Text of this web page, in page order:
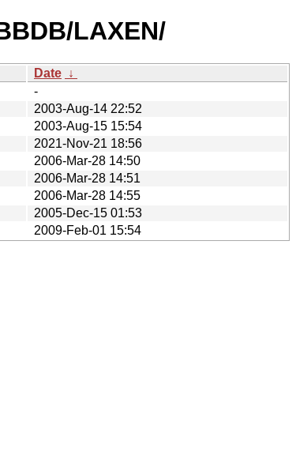
LAXEN/
Date ↓
-
2003-Aug-14 22:52
2003-Aug-15 15:54
2021-Nov-21 18:56
2006-Mar-28 14:50
2006-Mar-28 14:51
2006-Mar-28 14:55
2005-Dec-15 01:53
2009-Feb-01 15:54